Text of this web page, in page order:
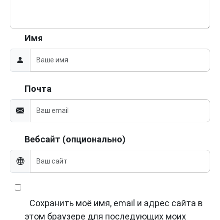
Имя
Почта
Вебсайт (опционально)
Сохранить моё имя, email и адрес сайта в
этом браузере для последующих моих